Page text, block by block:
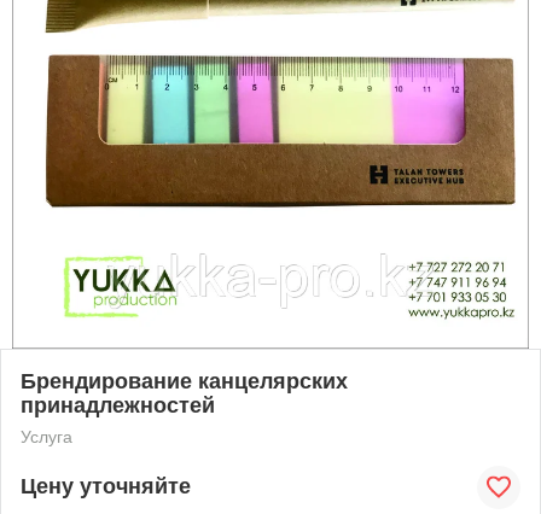
Брендирование канцелярских
принадлежностей
Услуга
Цену уточняйте